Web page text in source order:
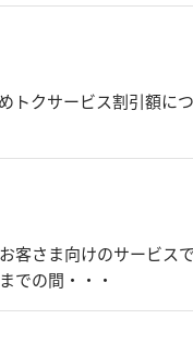
トクサービス割引額に
客さま向けのサービス
での間・・・